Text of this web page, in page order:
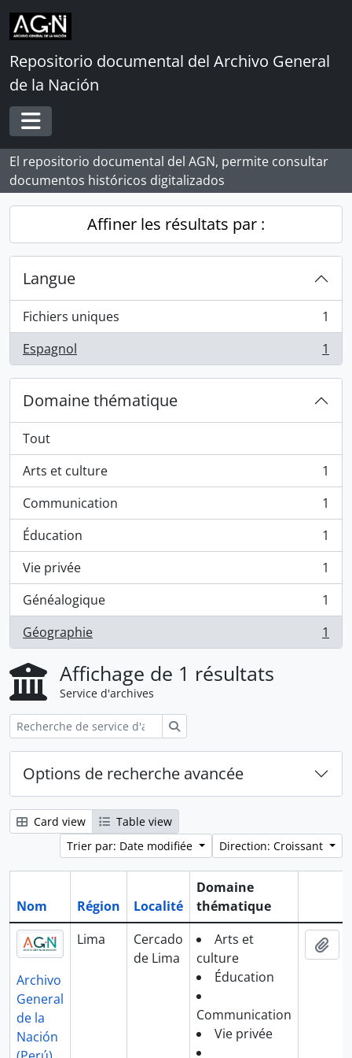
Skip to main content
Repositorio documental del Archivo General
de la Nación
Toggle navigation
El repositorio documental del AGN, permite consultar
documentos históricos digitalizados
Affiner les résultats par :
Langue
Fichiers uniques
, 1 résultats
1
Espagnol
, 1 résultats 1
Domaine thématique
Tout
Arts et culture
, 1 résultats
1
Communication
, 1 résultats
1
Éducation
, 1 résultats
1
Vie privée
, 1 résultats
1
Généalogique
, 1 résultats
1
Géographie
, 1 résultats 1
Affichage de 1 résultats
Service d'archives
Options de recherche avancée
Card view
Table view
Trier par: Date modifiée
Direction: Croissant
Nom Région Localité
Domaine
thématique
Archivo
General
de la
Nación
Lima
Cercado
de Lima
Arts et
culture
Éducation
Communication
Vie privée